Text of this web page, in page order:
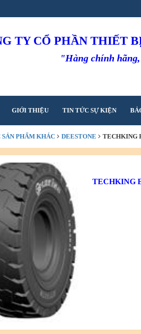
TY CỔ PHẦN THIẾT
"Hàng chính
GIỚI THIỆU TIN TỨC SỰ KIỆN
SẢN PHẨM KHÁC DEESTONE TECHKING
TECHKING